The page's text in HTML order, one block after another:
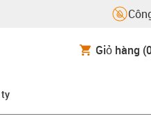
Giỏ hàng
ty